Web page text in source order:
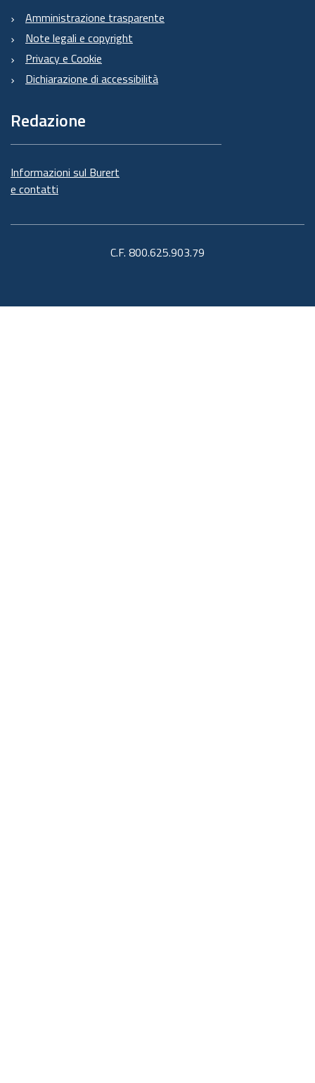
Amministrazione trasparente
Note legali e copyright
Privacy e Cookie
Dichiarazione di accessibilità
Redazione
Informazioni sul Burert
e contatti
C.F. 800.625.903.79